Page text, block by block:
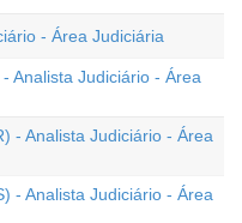
- Área Judiciária
Analista Judiciário - Área
- Analista Judiciário - Área
- Analista Judiciário - Área